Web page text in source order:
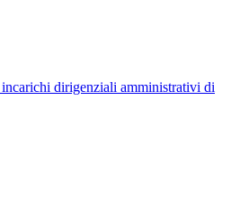
dirigenziali amministrativi di